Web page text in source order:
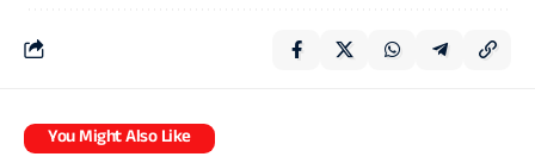
You Might Also Like